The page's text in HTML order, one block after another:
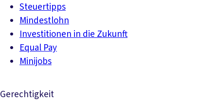
Steuertipps
Mindestlohn
Investitionen in die Zukunft
Equal Pay
Minijobs
Gerechtigkeit